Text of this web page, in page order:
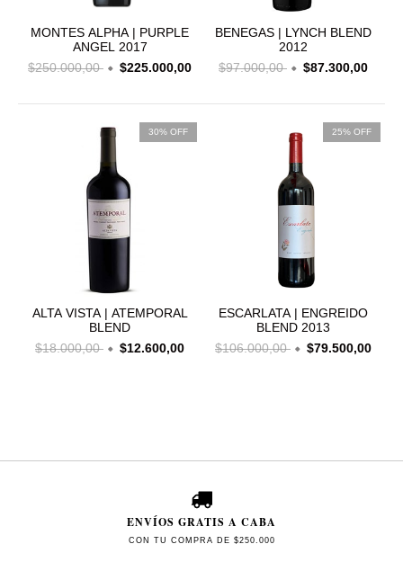
MONTES ALPHA | PURPLE
ANGEL 2017
$250.000,00
$225.000,00
BENEGAS | LYNCH BLEND
2012
$97.000,00
$87.300,00
30% OFF
ALTA VISTA | ATEMPORAL
BLEND
$18.000,00
$12.600,00
25% OFF
ESCARLATA | ENGREIDO
BLEND 2013
$106.000,00
$79.500,00
ENVÍOS GRATIS A CABA
CON TU COMPRA DE $250.000